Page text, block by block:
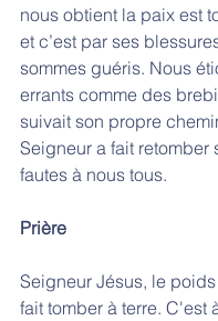
nous obtient la paix est
et c’est par ses
sommes guéris. Nous
errants comme des
suivait son propre
Seigneur a fait retomber
fautes à nous tous.
Prière
Seigneur Jésus, le poids
fait tomber à terre. C'est